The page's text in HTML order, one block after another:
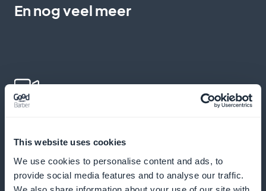
This website uses cookies
We use cookies to personalise content and ads, to
provide social media features and to analyse our traffic.
En nog veel meer
Video's aanbieden om leerlingen te helpen hun
uitspraak en begrip van het Spaans te verbeteren